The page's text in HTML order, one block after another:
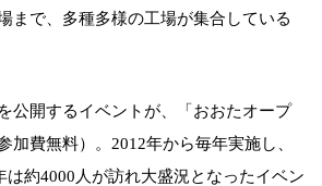
まで、多種多様の工場が集合している
公開するイベントが、「おおたオープ
加費無料）。2012年から毎年実施し、
は約4000人が訪れ大盛況となったイベン